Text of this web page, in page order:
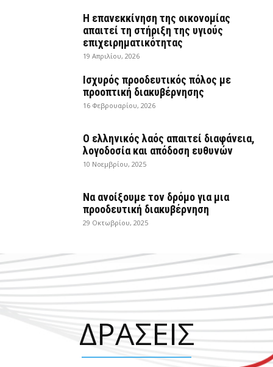
Η επανεκκίνηση της οικονομίας
απαιτεί τη στήριξη της υγιούς
επιχειρηματικότητας
19 Απριλίου, 2026
Ισχυρός προοδευτικός πόλος με
προοπτική διακυβέρνησης
16 Φεβρουαρίου, 2026
Ο ελληνικός λαός απαιτεί διαφάνεια,
λογοδοσία και απόδοση ευθυνών
10 Νοεμβρίου, 2025
Να ανοίξουμε τον δρόμο για μια
προοδευτική διακυβέρνηση
29 Οκτωβρίου, 2025
ΔΡΑΣΕΙΣ